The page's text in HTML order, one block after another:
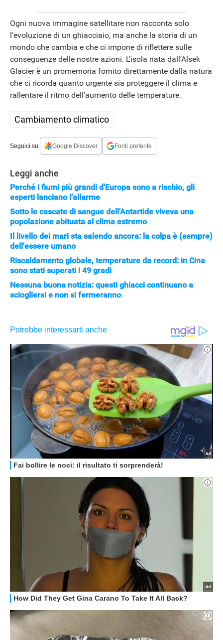
Ogni nuova immagine satellitare non racconta solo
l’evoluzione di un ghiacciaio, ma anche la storia di un
mondo che cambia e che ci impone di riflettere sulle
conseguenze delle nostre azioni. L’isola nata dall’Alsek
Glacier è un promemoria fornito direttamente dalla natura
che ci ricorda quanto urgente sia proteggere il clima e
rallentare il ritmo dell’aumento delle temperature.
Cambiamento climatico
Seguici su: Google Discover Fonti preferite
Leggi anche
Perché i fiumi più grandi d'Europa sono a rischio, gli
esperti lanciano l’allarme
Sotto le cascate di sangue dell'Antartide viveva una
popolazione abituata al clima estremo
Il livello dei mari sta salendo ancora: la colpa è (sempre)
dell'essere umano
Riscaldamento globale, temperature da record: in Cina
sono stati superati i 49 gradi
Nessuna buona notizia: questi ghiacci continuano a
sciogliersi e non si fermeranno